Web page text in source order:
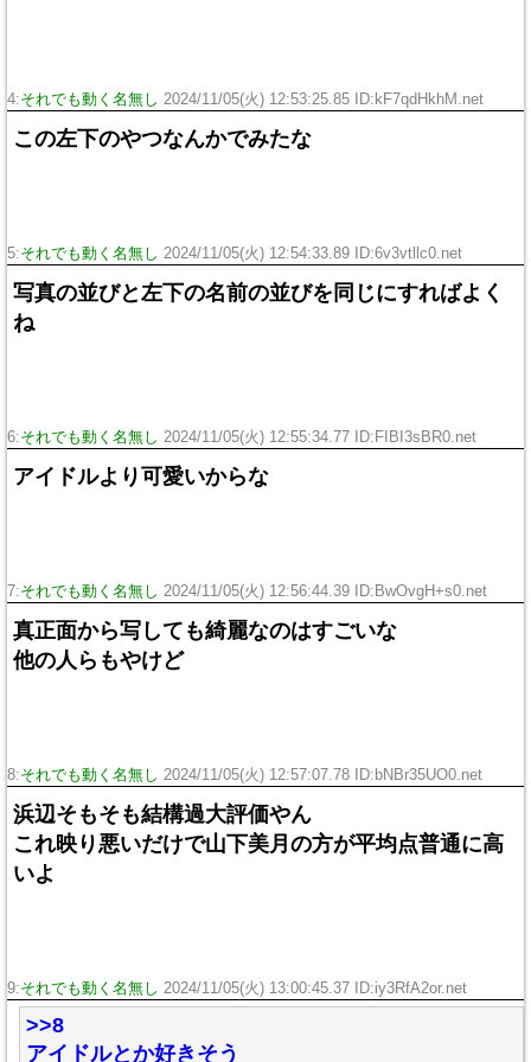
4:それでも動く名無し 2024/11/05(火) 12:53:25.85 ID:kF7qdHkhM.net
この左下のやつなんかでみたな
5:それでも動く名無し 2024/11/05(火) 12:54:33.89 ID:6v3vtllc0.net
写真の並びと左下の名前の並びを同じにすればよく
ね
6:それでも動く名無し 2024/11/05(火) 12:55:34.77 ID:FIBI3sBR0.net
アイドルより可愛いからな
7:それでも動く名無し 2024/11/05(火) 12:56:44.39 ID:BwOvgH+s0.net
真正面から写しても綺麗なのはすごいな
他の人らもやけど
8:それでも動く名無し 2024/11/05(火) 12:57:07.78 ID:bNBr35UO0.net
浜辺そもそも結構過大評価やん
これ映り悪いだけで山下美月の方が平均点普通に高
いよ
9:それでも動く名無し 2024/11/05(火) 13:00:45.37 ID:iy3RfA2or.net
>>8
アイドルとか好きそう